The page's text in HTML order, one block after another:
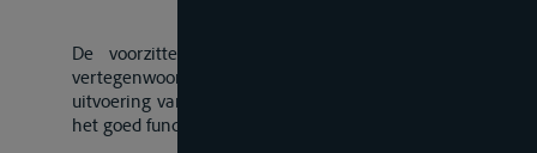
De voorzitter heeft de leiding der zittingen. Hij
vertegenwoordigt de Centrale Commissie, zorgt voor de
uitvoering van haar besluiten en, in het algemeen, voor
het goed functioneren van haar diensten.